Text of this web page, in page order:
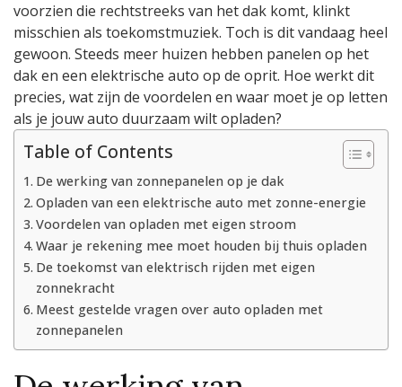
voorzien die rechtstreeks van het dak komt, klinkt
misschien als toekomstmuziek. Toch is dit vandaag heel
gewoon. Steeds meer huizen hebben panelen op het
dak en een elektrische auto op de oprit. Hoe werkt dit
precies, wat zijn de voordelen en waar moet je op letten
als je jouw auto duurzaam wilt opladen?
Table of Contents
De werking van zonnepanelen op je dak
Opladen van een elektrische auto met zonne-energie
Voordelen van opladen met eigen stroom
Waar je rekening mee moet houden bij thuis opladen
De toekomst van elektrisch rijden met eigen
zonnekracht
Meest gestelde vragen over auto opladen met
zonnepanelen